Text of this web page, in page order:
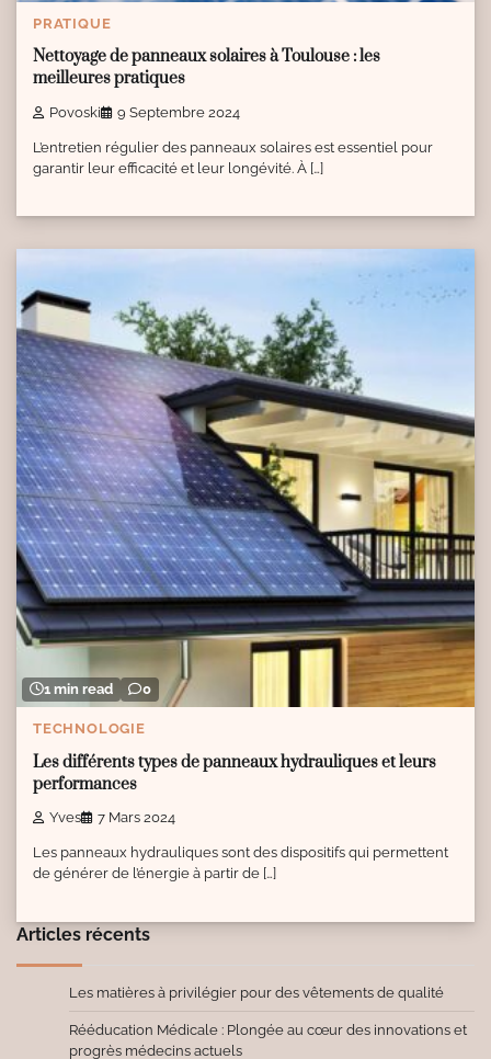
PRATIQUE
Nettoyage de panneaux solaires à Toulouse : les
meilleures pratiques
Povoski 9 Septembre 2024
L’entretien régulier des panneaux solaires est essentiel pour
garantir leur efficacité et leur longévité. À […]
1 min read 0
TECHNOLOGIE
Les différents types de panneaux hydrauliques et leurs
performances
Yves 7 Mars 2024
Les panneaux hydrauliques sont des dispositifs qui permettent
de générer de l’énergie à partir de […]
Articles récents
Les matières à privilégier pour des vêtements de qualité
Rééducation Médicale : Plongée au cœur des innovations et
progrès médecins actuels